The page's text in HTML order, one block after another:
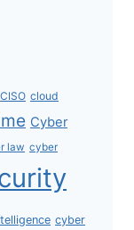
CISO cloud
Cyber
law cyber
cyber